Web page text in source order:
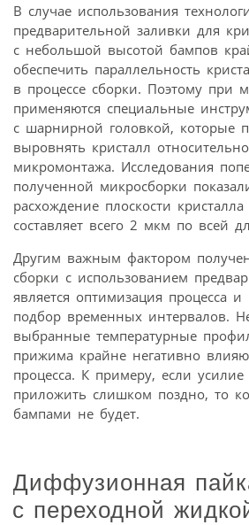
В случае использования
предварительной заливки для
с небольшой высотой бампов
обеспечить параллельность
в процессе сборки. Поэтому при
применяются специальные
с шарнирной головкой, которые
выровнять кристалл
микромонтажа. Исследования
полученной микросборки
расхождение плоскости
составляет всего 2 мкм по всей
Другим важным фактором
сборки с использованием
является оптимизация процесса
подбор временных интервалов.
выбранные температурные
прижима крайне негативно
процесса. К примеру, если
приложить слишком поздно, то
бампами не будет.
Диффузионная
с переходной